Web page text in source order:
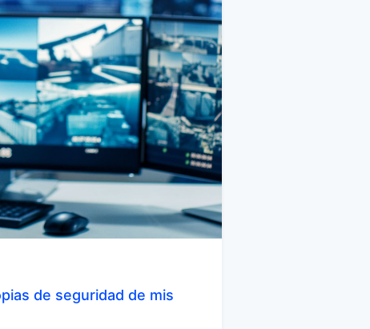
de seguridad de mis